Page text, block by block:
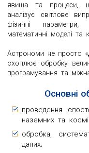
явища та процеси,
аналізує світлове
фізичні параметри,
математичні моделі та
Астрономи не просто
охоплює обробку
програмування та
Основні
проведення
наземних та
обробка,
даних;